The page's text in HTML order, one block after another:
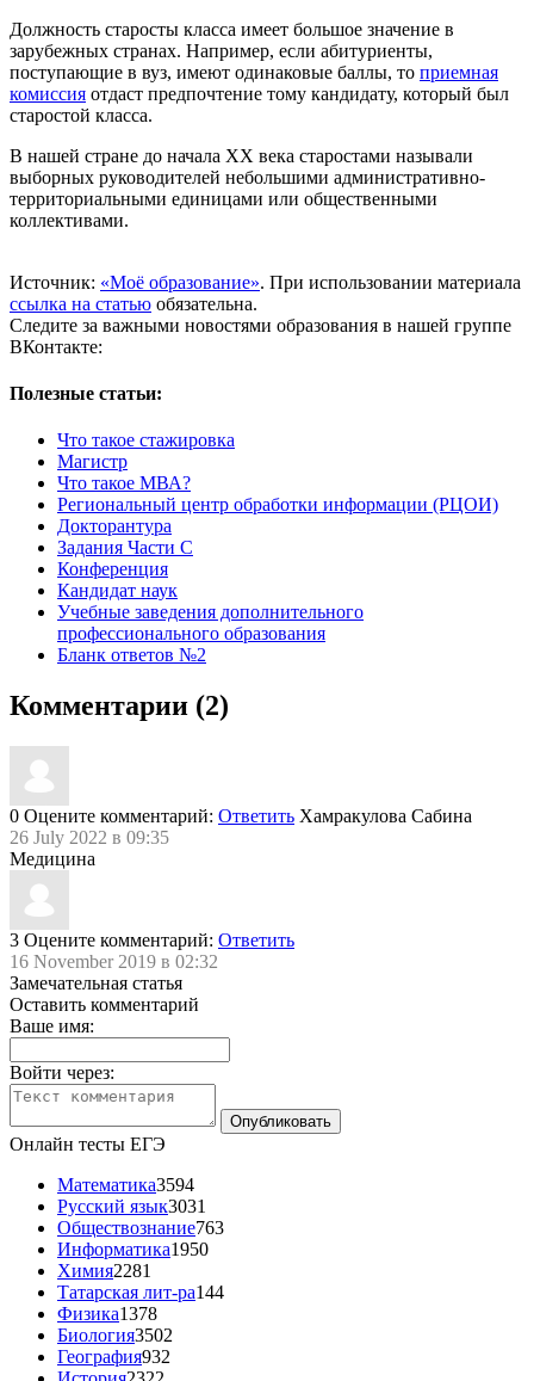
Должность старосты класса имеет большое значение в
зарубежных странах. Например, если абитуриенты,
поступающие в вуз, имеют одинаковые баллы, то приемная
комиссия отдаст предпочтение тому кандидату, который был
старостой класса.
В нашей стране до начала ХХ века старостами называли
выборных руководителей небольшими административно-
территориальными единицами или общественными
коллективами.
Источник: «Моё образование». При использовании материала
ссылка на статью обязательна.
Следите за важными новостями образования в нашей группе
ВКонтакте:
Полезные статьи:
Что такое стажировка
Магистр
Что такое МВА?
Региональный центр обработки информации (РЦОИ)
Докторантура
Задания Части С
Конференция
Кандидат наук
Учебные заведения дополнительного
профессионального образования
Бланк ответов №2
Комментарии (2)
0 Оцените комментарий: Ответить Хамракулова Сабина
26 July 2022 в 09:35
Медицина
3 Оцените комментарий: Ответить
16 November 2019 в 02:32
Замечательная статья
Оставить комментарий
Ваше имя:
Войти через:
Онлайн тесты ЕГЭ
Математика3594
Русский язык3031
Обществознание763
Информатика1950
Химия2281
Татарская лит-ра144
Физика1378
Биология3502
География932